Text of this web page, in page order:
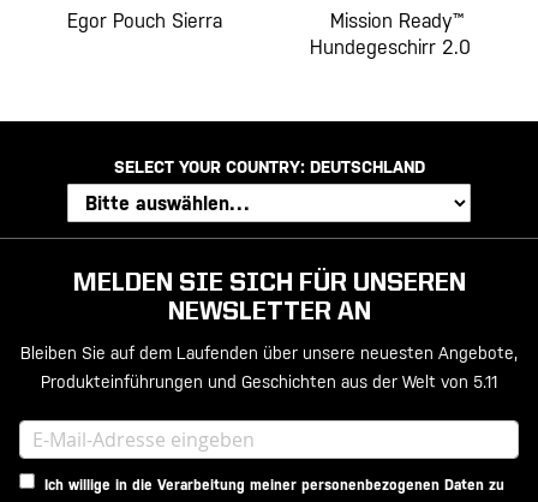
Egor Pouch Sierra
Mission Ready™
Hundegeschirr 2.0
SELECT YOUR COUNTRY: DEUTSCHLAND
MELDEN SIE SICH FÜR UNSEREN
NEWSLETTER AN
Bleiben Sie auf dem Laufenden über unsere neuesten Angebote,
Produkteinführungen und Geschichten aus der Welt von 5.11
Ich willige in die Verarbeitung meiner personenbezogenen Daten zu